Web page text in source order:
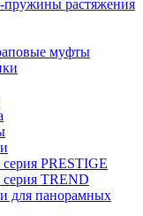
пружины растяжения
муфты
PRESTIGE
TREND
для панорамных